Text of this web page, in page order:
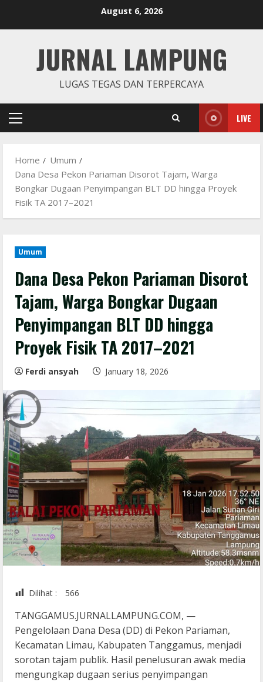
August 6, 2026
JURNAL LAMPUNG
LUGAS TEGAS DAN TERPERCAYA
Primary
LIVE
Home
Umum
Dana Desa Pekon Pariaman Disorot Tajam, Warga
Bongkar Dugaan Penyimpangan BLT DD hingga Proyek
Fisik TA 2017–2021
Umum
Dana Desa Pekon Pariaman Disorot
Tajam, Warga Bongkar Dugaan
Penyimpangan BLT DD hingga
Proyek Fisik TA 2017–2021
Ferdi ansyah January 18, 2026
Dilihat : 566
TANGGAMUS.JURNALLAMPUNG.COM, —
Pengelolaan Dana Desa (DD) di Pekon Pariaman,
Kecamatan Limau, Kabupaten Tanggamus, menjadi
sorotan tajam publik. Hasil penelusuran awak media
mengungkap dugaan serius penyimpangan